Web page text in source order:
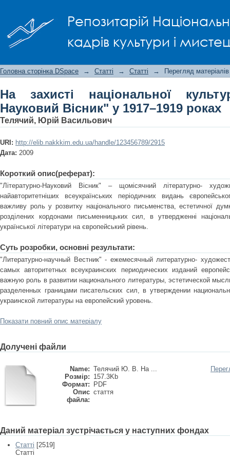
Репозитарій
кадрів культури і
роках
Головна сторінка DSpace → Статті → Статті → Перегляд матеріалів
На захисті національної
Науковий Вісник" у 1917–1919 роках
Телячий, Юрій Васильович
URI: http://elib.nakkkim.edu.ua/handle/123456789/2915
Дата: 2009
Короткий опис(реферат):
"Літературно-Науковий Вісник" – щомісячний літературно-
найавторитетніших всеукраїнських періодичних видань
важливу роль у розвитку національного письменства, естетичної
розділених кордонами письменницьких сил, в утвердженні
української літератури на європейський рівень.
Суть розробки, основні результати:
"Литературно-научный Вестник" - ежемесячный литературно-
самых авторитетных всеукраинских периодических изданий
важную роль в развитии национального литературы, эстетической
разделенных границами писательских сил, в утверждении
украинской литературы на европейский уровень.
Показати повний опис матеріалу
Долучені файли
Name: Телячий Ю. В. На ...
Розмір: 157.3Kb
Формат:
PDF
Опис
файла:
стаття
Даний матеріал зустрічається у наступних фондах
Статті [2519]
Статті